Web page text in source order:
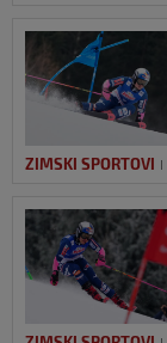
ZIMSKI SPORTOVI